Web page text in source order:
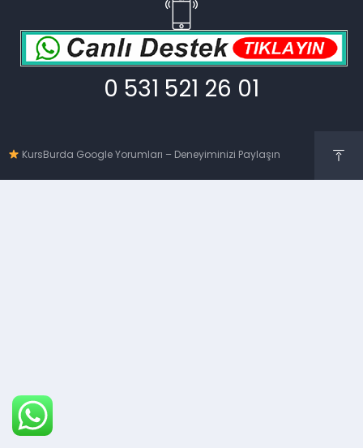
0 531 521 26 01
KursBurda Google Yorumları – Deneyiminizi Paylaşın